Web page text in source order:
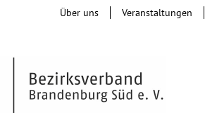
Über uns Veranstaltungen